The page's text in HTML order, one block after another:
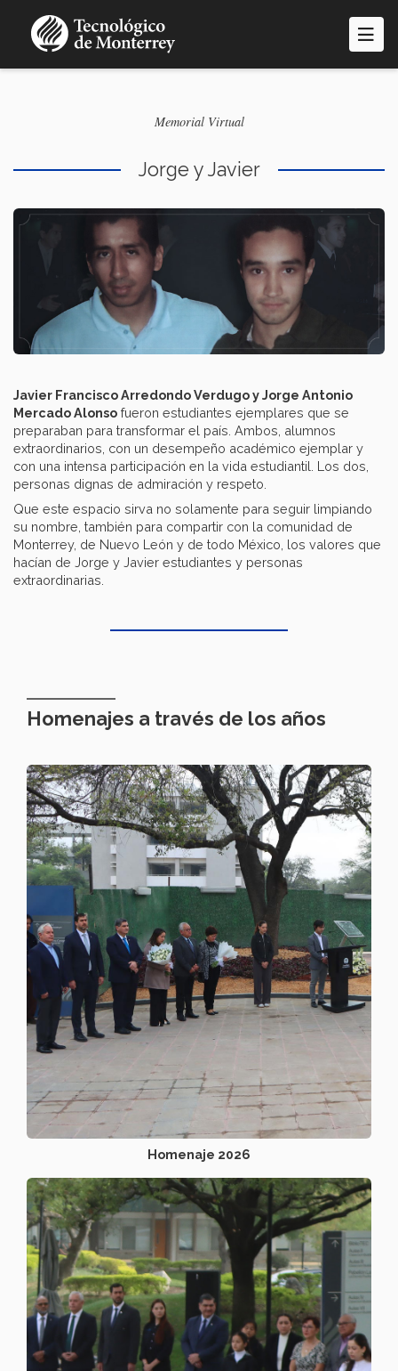
contenido
Memorial Virtual
Jorge y Javier
Javier Francisco Arredondo Verdugo y Jorge Antonio
Mercado Alonso fueron estudiantes ejemplares que se
preparaban para transformar el país. Ambos, alumnos
extraordinarios, con un desempeño académico ejemplar y
con una intensa participación en la vida estudiantil. Los dos,
personas dignas de admiración y respeto.
Que este espacio sirva no solamente para seguir limpiando
su nombre, también para compartir con la comunidad de
Monterrey, de Nuevo León y de todo México, los valores que
hacían de Jorge y Javier estudiantes y personas
extraordinarias.
Homenajes a través de los años
Homenaje 2026